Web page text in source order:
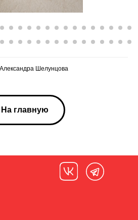
Шелунцова
На главную